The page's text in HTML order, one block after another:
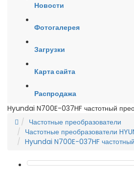
Новости
Фотогалерея
Загрузки
Карта сайта
Распродажа
Hyundai N700E-037HF частотный
Частотные преобразователи
Частотные преобразователи
Hyundai N700E-037HF